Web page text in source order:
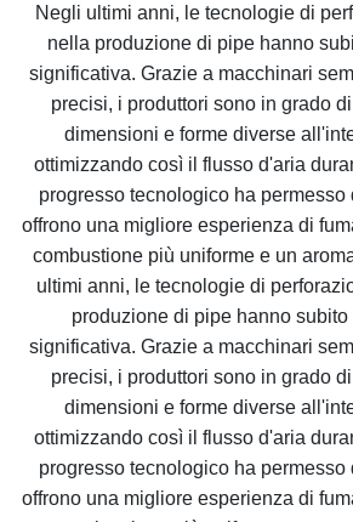
Negli ultimi anni, le tecnologie di
nella produzione di pipe hanno
significativa. Grazie a macchinari
precisi, i produttori sono in grado
dimensioni e forme diverse
ottimizzando così il flusso d'aria
progresso tecnologico ha permesso
offrono una migliore esperienza di
combustione più uniforme e un
ultimi anni, le tecnologie di
produzione di pipe hanno
significativa. Grazie a macchinari
precisi, i produttori sono in grado
dimensioni e forme diverse
ottimizzando così il flusso d'aria
progresso tecnologico ha permesso
offrono una migliore esperienza di